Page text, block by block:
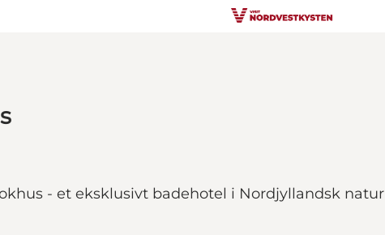
- et eksklusivt badehotel i Nordjyllandsk natur